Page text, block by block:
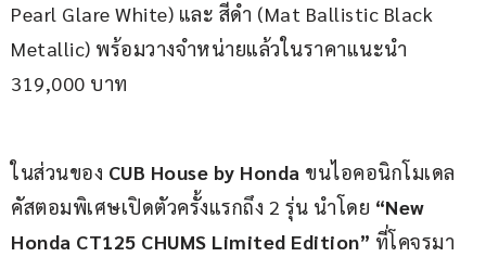
Pearl Glare White) และ สีดำ (Mat Ballistic Black
Metallic) พร้อมวางจำหน่ายแล้วในราคาแนะนำ
319,000 บาท
ในส่วนของ CUB House by Honda ขนไอคอนิกโมเดล
คัสตอมพิเศษเปิดตัวครั้งแรกถึง 2 รุ่น นำโดย “New
Honda CT125 CHUMS Limited Edition” ที่โคจรมา